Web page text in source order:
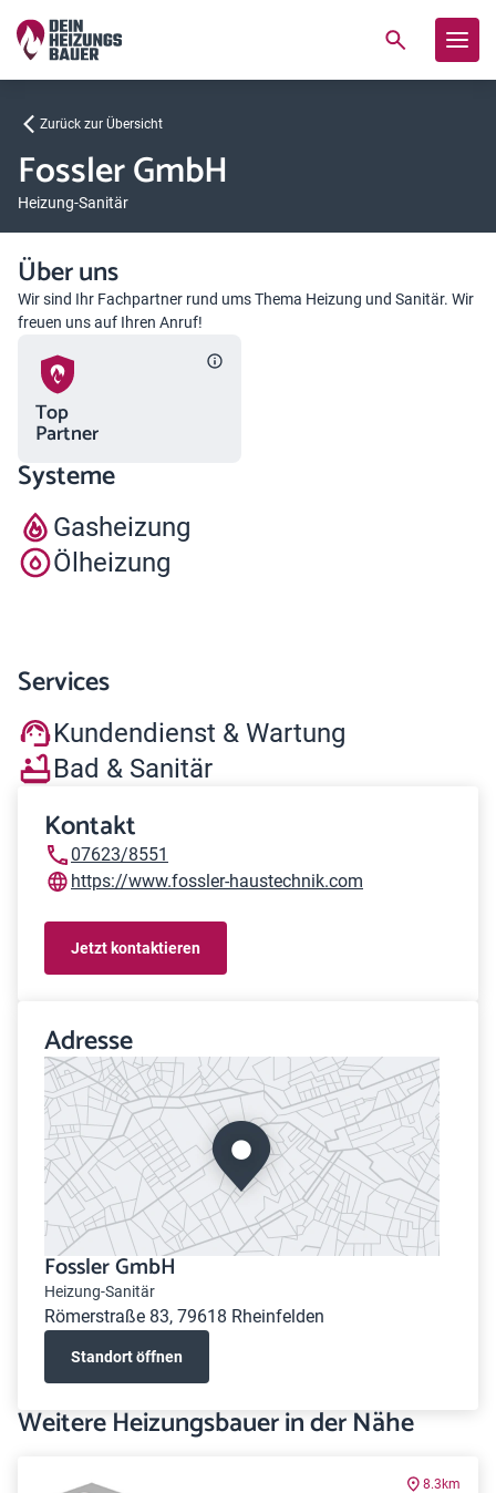
Zurück zur Übersicht
Fossler GmbH
Heizung-Sanitär
Über uns
Wir sind Ihr Fachpartner rund ums Thema Heizung und Sanitär. Wir
freuen uns auf Ihren Anruf!
Top
Partner
Systeme
Gasheizung
Ölheizung
Services
Kundendienst & Wartung
Bad & Sanitär
Kontakt
07623/8551
https://www.fossler-haustechnik.com
Jetzt kontaktieren
Adresse
Fossler GmbH
Heizung-Sanitär
Römerstraße 83, 79618 Rheinfelden
Standort öffnen
Weitere Heizungsbauer in der Nähe
8.3km